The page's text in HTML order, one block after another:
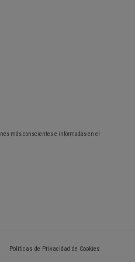
más conscientes e informadas en el
Políticas de Privacidad de Cookies